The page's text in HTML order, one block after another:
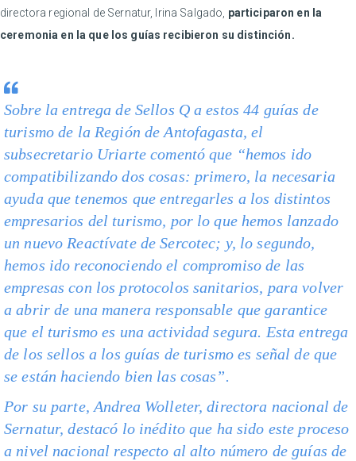
directora regional de Sernatur, Irina Salgado, participaron en la
ceremonia en la que los guías recibieron su distinción.
Sobre la entrega de Sellos Q a estos 44 guías de
turismo de la Región de Antofagasta, el
subsecretario Uriarte comentó que “hemos ido
compatibilizando dos cosas: primero, la necesaria
ayuda que tenemos que entregarles a los distintos
empresarios del turismo, por lo que hemos lanzado
un nuevo Reactívate de Sercotec; y, lo segundo,
hemos ido reconociendo el compromiso de las
empresas con los protocolos sanitarios, para volver
a abrir de una manera responsable que garantice
que el turismo es una actividad segura. Esta entrega
de los sellos a los guías de turismo es señal de que
se están haciendo bien las cosas”.
Por su parte, Andrea Wolleter, directora nacional de
Sernatur, destacó lo inédito que ha sido este proceso
a nivel nacional respecto al alto número de guías de